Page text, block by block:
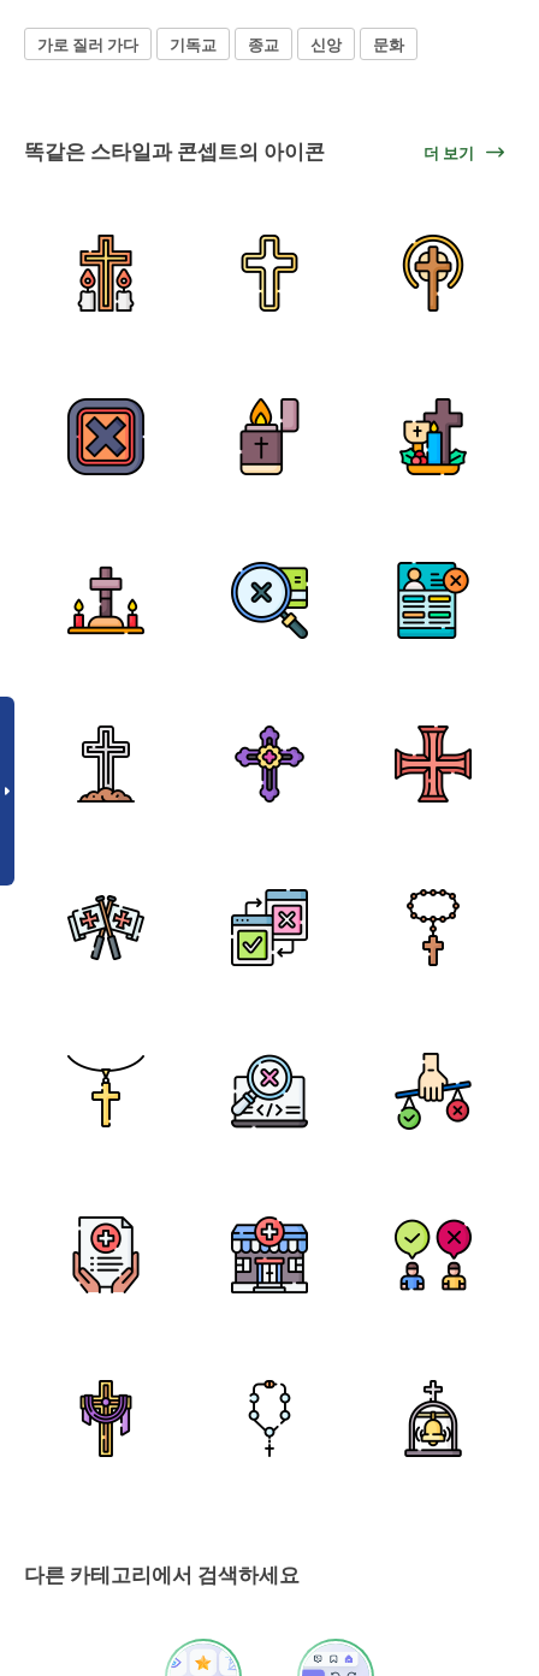
가로 질러 가다 기독교 종교 신앙 문화
똑같은 스타일과 콘셉트의 아이콘 더 보기
다른 카테고리에서 검색하세요